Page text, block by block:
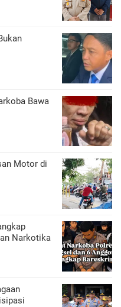
Bawa
Motor di
Narkotika